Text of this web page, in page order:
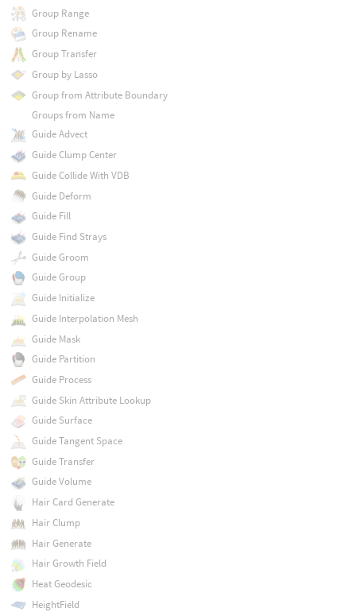
Group Range
Group Rename
Group Transfer
Group by Lasso
Group from Attribute Boundary
Groups from Name
Guide Advect
Guide Clump Center
Guide Collide With VDB
Guide Deform
Guide Fill
Guide Find Strays
Guide Groom
Guide Group
Guide Initialize
Guide Interpolation Mesh
Guide Mask
Guide Partition
Guide Process
Guide Skin Attribute Lookup
Guide Surface
Guide Tangent Space
Guide Transfer
Guide Volume
Hair Card Generate
Hair Clump
Hair Generate
Hair Growth Field
Heat Geodesic
HeightField